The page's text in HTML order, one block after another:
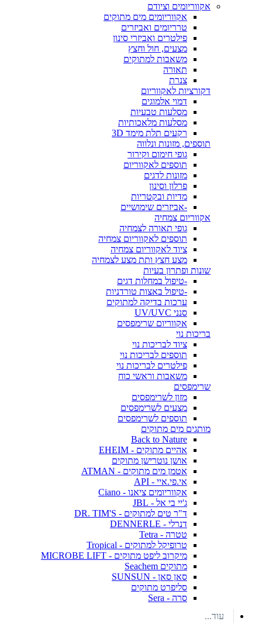
אקווריומים וציודם
אקווריומים מים מתוקים
טרריומים ואביזרים
פילטרים ואביזרי סינון
מצעים, חול וחצץ
משאבות למתוקים
תאורה
צנרת
דקורציות לאקווריום
דמוי אלמוגים
מסלעות טבעיות
מסלעות מלאכותיות
רקעים תלת מימד 3D
תוספים, מזונות ונלווה
גופי חימום וקירור
תוספים לאקווריום
מזונות לדגים
פרלון וסינון
מדיות ובקטריות
-אביזרים שימושיים
אקווריום צמחיה
גופי תאורה לצמחיה
תוספים לאקווריום צמחיה
ציוד לאקווריום צמחיה
מצע חצץ ותת מצע לצמחיה
שונות ופתרון בעיות
-טיפול במחלות דגים
-טיפול באצות טורדניות
ערכות בדיקה למתוקים
סנני UV/UVC
אקווריום שרימפסים
בריכות נוי
ציוד לבריכות נוי
תוספים לבריכות נוי
פילטרים לבריכות נוי
משאבות וראשי כוח
שרימפסים
מזון לשרימפסים
מצעים לשרימפסים
תוספים לשרימפסים
מותגים מים מתוקים
Back to Nature
אהיים מתוקים - EHEIM
אושן נוטרישן מתוקים
אטמן מים מתוקים - ATMAN
אי.פי.איי - API
אקווריומים ציאנו - Ciano
ג'יי בי אל - JBL
ד"ר טים למתוקים - DR. TIM'S
דנרלי - DENNERLE
טטרה - Tetra
טרופיקל למתוקים - Tropical
מיקרוב ליפט מתוקים - MICROBE LIFT
מתוקים Seachem
סאן סאן - SUNSUN
סליפרט מתוקים
סרה - Sera
עוד...